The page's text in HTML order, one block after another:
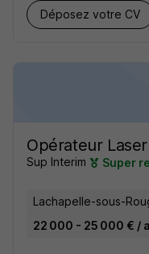
Déposez votre CV
Opérateur
Sup Interim Super
Lachapelle-sous-
22 000 - 25 000 € /